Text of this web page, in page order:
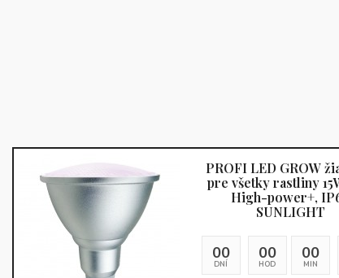
PROFI LED GROW
pre všetky rastliny
High-power+,
SUNLIGHT
00
DNÍ
00
HOD
00
MIN
Kontakt